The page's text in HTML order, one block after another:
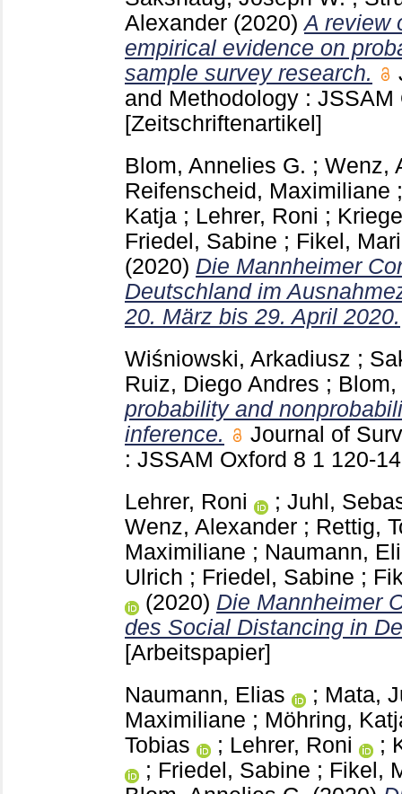
Alexander (2020)A review
empirical evidence on
sample survey research.
and Methodology :
[Zeitschriftenartikel]
Blom, Annelies G. ; Wenz,
Reifenscheid, Maximiliane
Katja ; Lehrer, Roni ;
Friedel, Sabine ; Fikel,
(2020) Die Mannheimer
Deutschland im
20. März bis 29. April 2020.
Wiśniowski, Arkadiusz ;
Ruiz, Diego Andres ;
probability and
inference.
Journal of
: JSSAM Oxford 8 1 120-
Lehrer, Roni
; Juhl,
Wenz, Alexander ; Rettig,
Maximiliane ; Naumann,
Ulrich ; Friedel, Sabine ;
(2020) Die Mannheimer
des Social Distancing in
[Arbeitspapier]
Naumann, Elias
; Mata,
Maximiliane ; Möhring,
Tobias
; Lehrer, Roni ;
; Friedel, Sabine ; Fikel,